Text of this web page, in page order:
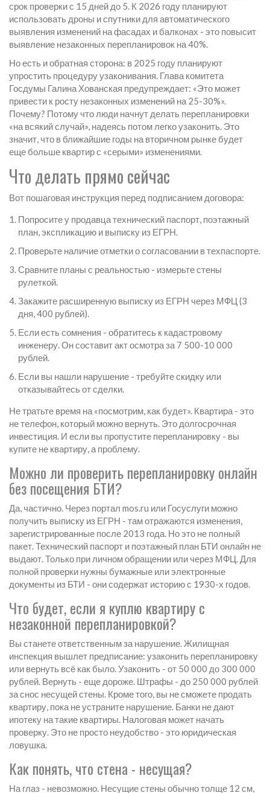
срок проверки с 15 дней до 5. К 2026 году планируют
использовать дроны и спутники для автоматического
выявления изменений на фасадах и балконах - это повысит
выявление незаконных перепланировок на 40%.
Но есть и обратная сторона: в 2025 году планируют
упростить процедуру узаконивания. Глава комитета
Госдумы Галина Хованская предупреждает: «Это может
привести к росту незаконных изменений на 25-30%».
Почему? Потому что люди начнут делать перепланировки
«на всякий случай», надеясь потом легко узаконить. Это
значит, что в ближайшие годы на вторичном рынке будет
еще больше квартир с «серыми» изменениями.
Что делать прямо сейчас
Вот пошаговая инструкция перед подписанием договора:
Попросите у продавца технический паспорт, поэтажный
план, экспликацию и выписку из ЕГРН.
Проверьте наличие отметки о согласовании в техпаспорте.
Сравните планы с реальностью - измерьте стены
рулеткой.
Закажите расширенную выписку из ЕГРН через МФЦ (3
дня, 400 рублей).
Если есть сомнения - обратитесь к кадастровому
инженеру. Он составит акт осмотра за 7 500-10 000
рублей.
Если вы нашли нарушение - требуйте скидку или
отказывайтесь от сделки.
Не тратьте время на «посмотрим, как будет». Квартира - это
не телефон, который можно вернуть. Это долгосрочная
инвестиция. И если вы пропустите перепланировку - вы
купите не квартиру, а проблему.
Можно ли проверить перепланировку онлайн
без посещения БТИ?
Да, частично. Через портал mos.ru или Госуслуги можно
получить выписку из ЕГРН - там отражаются изменения,
зарегистрированные после 2013 года. Но это не полный
пакет. Технический паспорт и поэтажный план БТИ онлайн не
выдают. Только при личном обращении или через МФЦ. Для
полной проверки нужны бумажные или электронные
документы из БТИ - они содержат историю с 1930-х годов.
Что будет, если я куплю квартиру с
незаконной перепланировкой?
Вы станете ответственным за нарушение. Жилищная
инспекция вышлет предписание: узаконить перепланировку
или вернуть всё как было. Узаконить - от 50 000 до 300 000
рублей. Вернуть - еще дороже. Штрафы - до 250 000 рублей
за снос несущей стены. Кроме того, вы не сможете продать
квартиру, пока не устраните нарушение. Банки не дают
ипотеку на такие квартиры. Налоговая может начать
проверку. Это не просто неудобство - это юридическая
ловушка.
Как понять, что стена - несущая?
На глаз - невозможно. Несущие стены обычно толще 12 см,